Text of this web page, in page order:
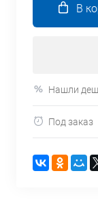
В
Нашли
Под заказ